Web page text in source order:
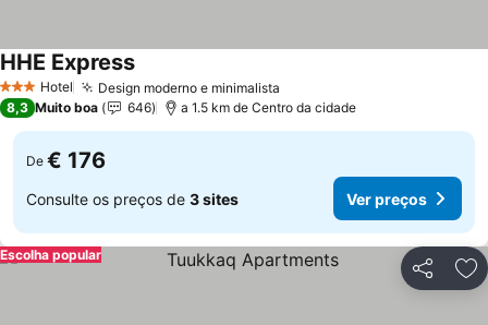
3 EstrelasHotel Design moderno e minimalista
HHE ExpressVer preços
8,3 Muito boa 646 a 1.5 km de Centro da cidade
De € 176
Consulte os preços de 3 sites Ver preços
Partilhar
Escolha popular